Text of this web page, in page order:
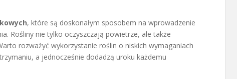
, które są doskonałym sposobem na wprowadzenie
Rośliny nie tylko oczyszczają powietrze, ale także
rozważyć wykorzystanie roślin o niskich wymaganiach
a jednocześnie dodadzą uroku każdemu